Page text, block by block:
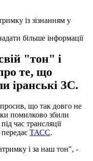
більше інформації
"тон" і
те, що
іранські ЗС.
що так довго не
помилково збили
час трансляції
ТАСС.
і за наш тон", -